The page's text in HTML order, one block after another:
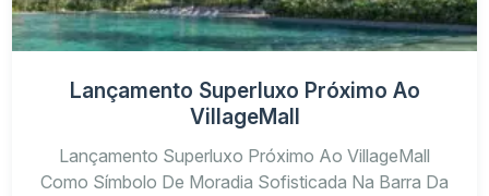
Lançamento Superluxo Próximo Ao
VillageMall
Lançamento Superluxo Próximo Ao VillageMall
Como Símbolo De Moradia Sofisticada Na Barra Da